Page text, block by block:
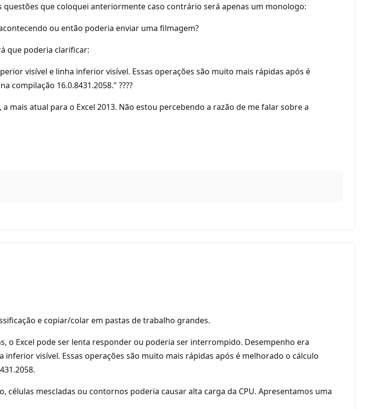
que coloquei anteriormente caso contrário será apenas um monologo:
ou então poderia enviar uma filmagem?
que poderia clarificar:
visível e linha inferior visível. Essas operações são muito mais rápidas após é
compilação 16.0.8431.2058." ????
atual para o Excel 2013. Não estou percebendo a razão de me falar sobre a
e copiar/colar em pastas de trabalho grandes.
o Excel pode ser lenta responder ou poderia ser interrompido. Desempenho era
visível. Essas operações são muito mais rápidas após é melhorado o cálculo
mescladas ou contornos poderia causar alta carga da CPU. Apresentamos uma